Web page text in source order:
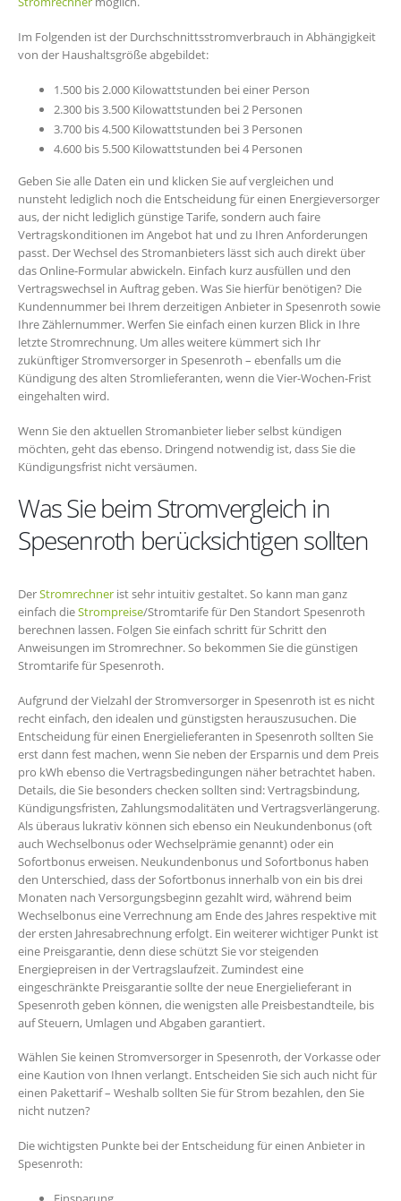
Im Folgenden ist der Durchschnittsstromverbrauch in Abhängigkeit
von der Haushaltsgröße abgebildet:
1.500 bis 2.000 Kilowattstunden bei einer Person
2.300 bis 3.500 Kilowattstunden bei 2 Personen
3.700 bis 4.500 Kilowattstunden bei 3 Personen
4.600 bis 5.500 Kilowattstunden bei 4 Personen
Geben Sie alle Daten ein und klicken Sie auf vergleichen und
nunsteht lediglich noch die Entscheidung für einen Energieversorger
aus, der nicht lediglich günstige Tarife, sondern auch faire
Vertragskonditionen im Angebot hat und zu Ihren Anforderungen
passt. Der Wechsel des Stromanbieters lässt sich auch direkt über
das Online-Formular abwickeln. Einfach kurz ausfüllen und den
Vertragswechsel in Auftrag geben. Was Sie hierfür benötigen? Die
Kundennummer bei Ihrem derzeitigen Anbieter in Spesenroth sowie
Ihre Zählernummer. Werfen Sie einfach einen kurzen Blick in Ihre
letzte Stromrechnung. Um alles weitere kümmert sich Ihr
zukünftiger Stromversorger in Spesenroth – ebenfalls um die
Kündigung des alten Stromlieferanten, wenn die Vier-Wochen-Frist
eingehalten wird.
Wenn Sie den aktuellen Stromanbieter lieber selbst kündigen
möchten, geht das ebenso. Dringend notwendig ist, dass Sie die
Kündigungsfrist nicht versäumen.
Was Sie beim Stromvergleich in
Spesenroth berücksichtigen sollten
DerStromrechner ist sehr intuitiv gestaltet. So kann man ganz
einfach dieStrompreise/Stromtarife für Den Standort Spesenroth
berechnen lassen. Folgen Sie einfach schritt für Schritt den
Anweisungen im Stromrechner. So bekommen Sie die günstigen
Stromtarife für Spesenroth.
Aufgrund der Vielzahl der Stromversorger in Spesenroth ist es nicht
recht einfach, den idealen und günstigsten herauszusuchen. Die
Entscheidung für einen Energielieferanten in Spesenroth sollten Sie
erst dann fest machen, wenn Sie neben der Ersparnis und dem Preis
pro kWh ebenso die Vertragsbedingungen näher betrachtet haben.
Details, die Sie besonders checken sollten sind: Vertragsbindung,
Kündigungsfristen, Zahlungsmodalitäten und Vertragsverlängerung.
Als überaus lukrativ können sich ebenso ein Neukundenbonus (oft
auch Wechselbonus oder Wechselprämie genannt) oder ein
Sofortbonus erweisen. Neukundenbonus und Sofortbonus haben
den Unterschied, dass der Sofortbonus innerhalb von ein bis drei
Monaten nach Versorgungsbeginn gezahlt wird, während beim
Wechselbonus eine Verrechnung am Ende des Jahres respektive mit
der ersten Jahresabrechnung erfolgt. Ein weiterer wichtiger Punkt ist
eine Preisgarantie, denn diese schützt Sie vor steigenden
Energiepreisen in der Vertragslaufzeit. Zumindest eine
eingeschränkte Preisgarantie sollte der neue Energielieferant in
Spesenroth geben können, die wenigsten alle Preisbestandteile, bis
auf Steuern, Umlagen und Abgaben garantiert.
Wählen Sie keinen Stromversorger in Spesenroth, der Vorkasse oder
eine Kaution von Ihnen verlangt. Entscheiden Sie sich auch nicht für
einen Pakettarif – Weshalb sollten Sie für Strom bezahlen, den Sie
nicht nutzen?
Die wichtigsten Punkte bei der Entscheidung für einen Anbieter in
Spesenroth: